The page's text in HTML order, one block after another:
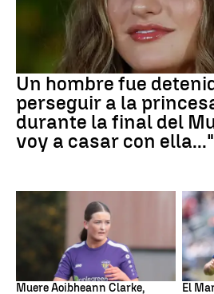
Mundial 2026
Un hombre fue
perseguir a la
durante la final del
voy a casar con ella..."
Muere Aoibheann Clarke,
Fútbol
El